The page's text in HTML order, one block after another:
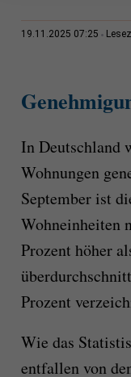
19.11.2025 07:25
In Deutschland
Wohnungen
September ist
Wohneinheiten
Prozent höher
Prozent
Wie das
entfallen von